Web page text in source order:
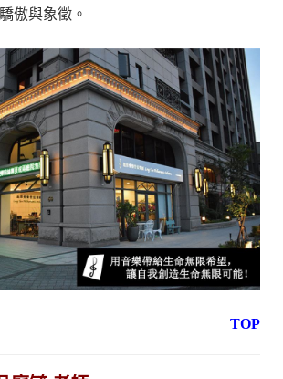
傲與象徵。
TOP